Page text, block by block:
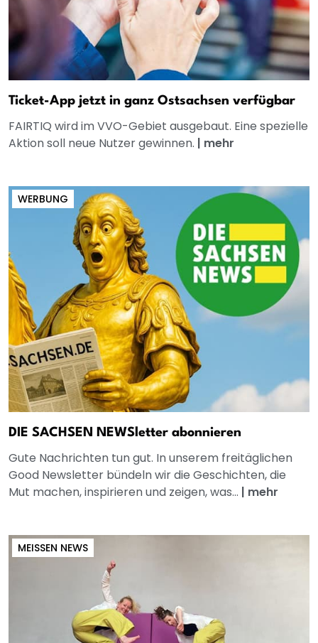
Ticket-App jetzt in ganz Ostsachsen verfügbar
FAIRTIQ wird im VVO-Gebiet ausgebaut. Eine spezielle
Aktion soll neue Nutzer gewinnen. | mehr
WERBUNG
DIE SACHSEN NEWSletter abonnieren
Gute Nachrichten tun gut. In unserem freitäglichen
Good Newsletter bündeln wir die Geschichten, die
Mut machen, inspirieren und zeigen, was... | mehr
MEISSEN NEWS